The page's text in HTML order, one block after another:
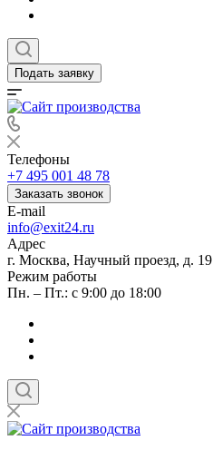
Подать заявку
Телефоны
+7 495 001 48 78
Заказать звонок
E-mail
info@exit24.ru
Адрес
г. Москва, Научный проезд, д. 19
Режим работы
Пн. – Пт.: с 9:00 до 18:00